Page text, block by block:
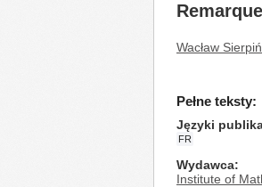
Wacław
Pełne teksty:
Języki
FR
Wydawca
Institute of